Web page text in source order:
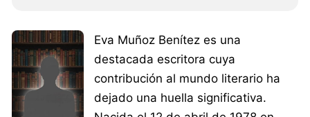
Eva Muñoz Benítez es una
destacada escritora cuya
contribución al mundo literario ha
dejado una huella significativa.